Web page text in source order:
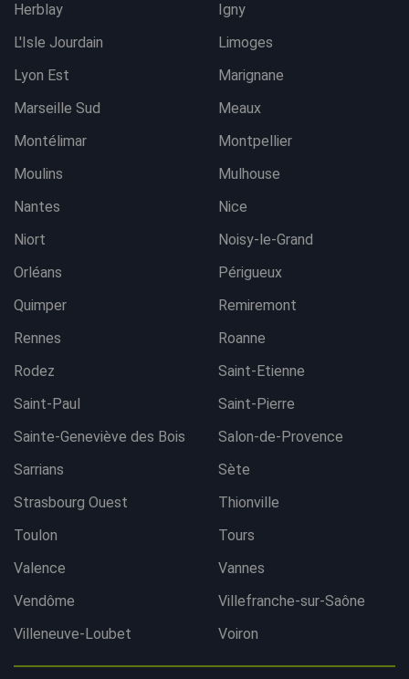
Herblay
Igny
L'Isle Jourdain
Limoges
Lyon Est
Marignane
Marseille Sud
Meaux
Montélimar
Montpellier
Moulins
Mulhouse
Nantes
Nice
Niort
Noisy-le-Grand
Orléans
Périgueux
Quimper
Remiremont
Rennes
Roanne
Rodez
Saint-Etienne
Saint-Paul
Saint-Pierre
Sainte-Geneviève des Bois
Salon-de-Provence
Sarrians
Sète
Strasbourg Ouest
Thionville
Toulon
Tours
Valence
Vannes
Vendôme
Villefranche-sur-Saône
Villeneuve-Loubet
Voiron